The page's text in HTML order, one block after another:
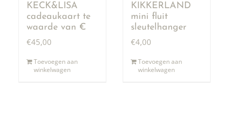
KECK&LISA
cadeaukaart te
waarde van €
50,00
€45,00
Toevoegen aan
winkelwagen
KIKKERLAND
mini fluit
sleutelhanger
€4,00
Toevoegen aan
winkelwagen